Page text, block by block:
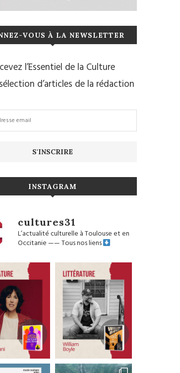
VOUS À LA NEWSLETTER
l’Essentiel de la Culture
d’articles de la rédaction
INSTAGRAM
cultures31
L’actualité culturelle à Toulouse et en
Occitanie——Tous nos liens